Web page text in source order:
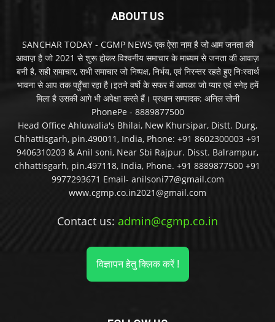
ABOUT US
SANCHAR TODAY - CGMP NEWS एक ऐसा नाम है जो आम जनता की
आवाज़ है जो 2021 से शुरू होकर विश्वनीय समाचार के माध्यम से जनता की आवाज़
बनी है, सही समाचार, सभी समाचार जो निष्पक्ष, निर्भय, एवं निरन्तर रहते हुए निःस्वार्थ
भावना से आप तक पहुँचा रहा है।इतने वर्षो के सफर में आपका जो प्यार एवं स्नेह हमें
मिला है उसकी आगे भी अपेक्षा करते हैं। प्रधान सम्पादक: अनिल सोनी
PhonePe - 8889877500
Head Office Ahluwalia's Bhilai, New Khursipar, Distt. Durg,
Chhattisgarh, pin.490011, India, Phone: +91 8602300003 +91
9406310203 & Anil soni, Near Sbi Rajpur. Disst. Balrampur,
chhattisgarh, pin.497118, India, Phone. +91 8889877500 +91
9977293671 Email- anilsoni77@gmail.com
www.cgmp.co.in2021@gmail.com
Contact us: admin@cgmp.co.in
विज्ञापन हेतु क्लिक करें !